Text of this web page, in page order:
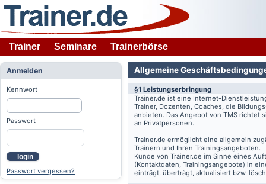
Trainer Seminare Trainerbörse
Anmelden
Kennwort
Passwort
login
Passwort vergessen?
Allgemeine
§1 Leistungserbringung
Trainer.de ist eine Internet-
Trainer, Dozenten, Coaches, die
anbieten. Das Angebot von TMS richtet
an Privatpersonen.
Trainer.de ermöglicht eine allgemein
Trainern und Ihren Trainingsangeboten.
Kunde von Trainer.de im Sinne eines
(Kontaktdaten, Trainingsangebote) in
einträgt, überträgt, aktualisiert bzw.